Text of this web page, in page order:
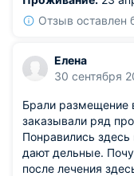
Отзыв оставлен
Елена
30 сентября
Брали размещение
заказывали ряд
Понравились
дают дельные.
после лечения